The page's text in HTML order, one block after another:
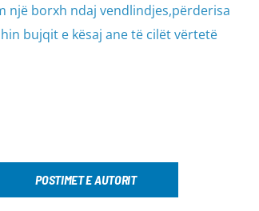
një borxh ndaj vendlindjes,përderisa
bujqit e kësaj ane të cilët vërtetë
POSTIMET E AUTORIT